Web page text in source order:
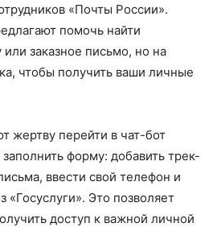
«Почты России».
помочь найти
заказное письмо, но на
чтобы получить ваши личные
жертву перейти в чат-бот
форму: добавить трек-
ввести свой телефон и
«Госуслуги». Это позволяет
доступ к важной личной